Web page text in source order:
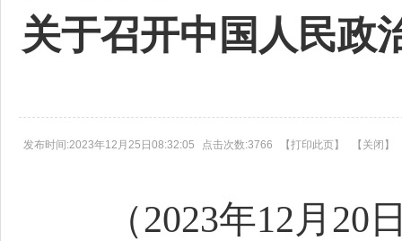
关于召开中国人民政
发布时间:2023年12月25日08:32:05 点击次数:3766 【打印此页】 【 关闭 】
（2023年12月 20